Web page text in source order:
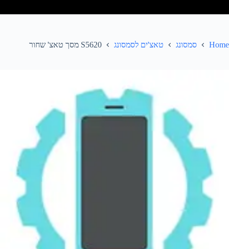
Home סמסונג טאצ'ים לסמסונג S5620 מסך טאצ' שחור